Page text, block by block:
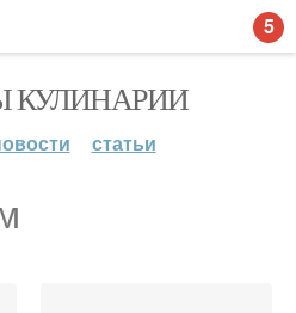
КУЛИНАРИИ
статьи
5